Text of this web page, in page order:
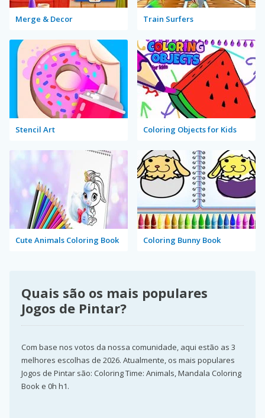
Merge & Decor Train Surfers
Stencil Art Coloring Objects for Kids
Cute Animals Coloring Book Coloring Bunny Book
Quais são os mais populares
Jogos de Pintar?
Com base nos votos da nossa comunidade, aqui estão as 3
melhores escolhas de 2026. Atualmente, os mais populares
Jogos de Pintar são: Coloring Time: Animals, Mandala Coloring
Book e 0h h1.